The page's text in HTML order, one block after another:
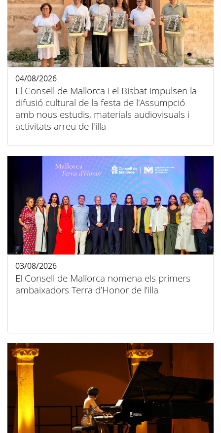
El Consell de Mallorca i el Bisbat impulsen la
difusió cultural de la festa de l'Assumpció
amb nous estudis, materials audiovisuals i
activitats arreu de l'illa
04/08/2026
El Consell de Mallorca nomena els primers
ambaixadors Terra d’Honor de l’illa
03/08/2026